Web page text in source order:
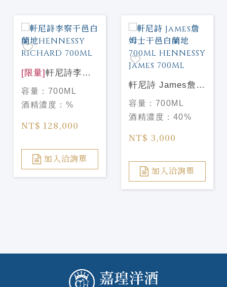
[限量] 軒尼詩李察
干邑白蘭地
HENNESSY
RICHARD 700ML
容量： 700ML
酒精濃度： %
NT$ 128,000
加入洽詢單
軒尼詩 James詹姆
士干邑白蘭地
700ML
HENNESSY
James 700ML
容量： 700ML
酒精濃度： 40%
NT$ 3,000
加入洽詢單